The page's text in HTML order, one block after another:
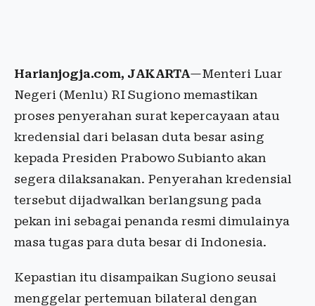
Harianjogja.com, JAKARTA—Menteri Luar
Negeri (Menlu) RI Sugiono memastikan
proses penyerahan surat kepercayaan atau
kredensial dari belasan duta besar asing
kepada Presiden Prabowo Subianto akan
segera dilaksanakan. Penyerahan kredensial
tersebut dijadwalkan berlangsung pada
pekan ini sebagai penanda resmi dimulainya
masa tugas para duta besar di Indonesia.
Kepastian itu disampaikan Sugiono seusai
menggelar pertemuan bilateral dengan